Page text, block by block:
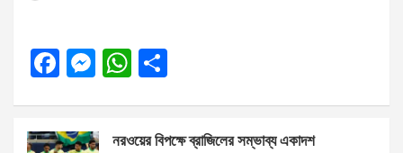
F
M W
নরওয়ের বিপক্ষে ব্রাজিলের সম্ভাব্য একাদশ